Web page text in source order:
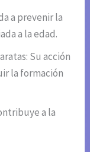
a prevenir la
a la edad.
Su acción
la formación
a la